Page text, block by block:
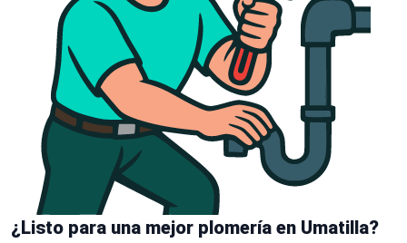
¿Listo para una mejor plomería en Umatilla?